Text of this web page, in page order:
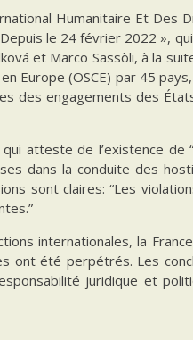
Humanitaire Et Des
le 24 février 2022 »,
et Marco Sassòli, à la
Europe (OSCE) par 45
des engagements des
atteste de l’existence de
dans la conduite des
sont claires: “Les
internationales, la
ont été perpétrés. Les
juridique et